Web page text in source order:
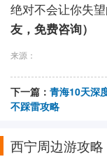
绝对不会让你失望
友，免费咨询）
来源：
下一篇： 青海10天深
不踩雷攻略
西宁周边游攻略